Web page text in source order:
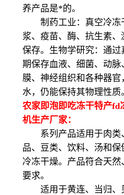
养产品是*的。
制药工业：真空冷冻
浆、疫苗、酶、抗生素
保存。生物学研究：通
期保存血液、细菌、动脉
膜、神经组织和各种器
水，仍能保持其物理性质
农家即泡即吃冻干特产fd
机生产厂家：
系列产品适用于肉类
品、豆类、饮料、汤和保
冷冻干燥。产品符合天
要求。
适用于黄连、当归、